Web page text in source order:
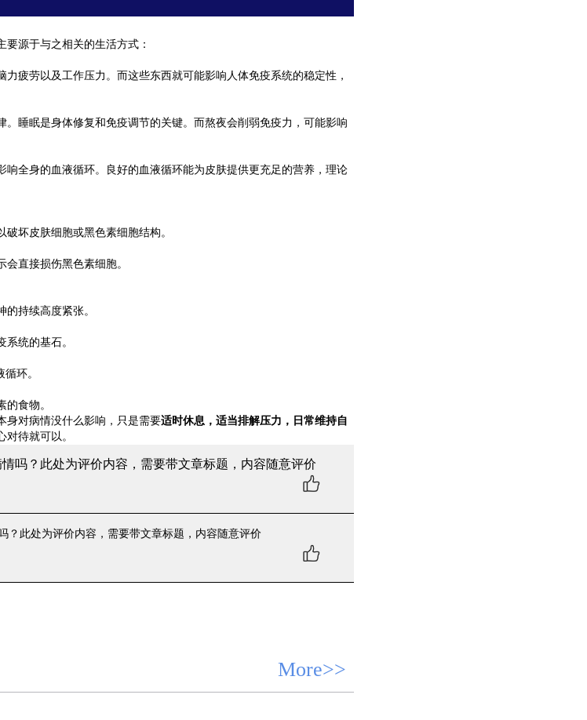
源于与之相关的生活方式：
劳以及工作压力。而这些东西就可能影响人体免疫系统的稳定性，
睡眠是身体修复和免疫调节的关键。而熬夜会削弱免疫力，可能影响
全身的血液循环。良好的血液循环能为皮肤提供更充足的营养，理论
坏皮肤细胞或黑色素细胞结构。
直接损伤黑色素细胞。
持续高度紧张。
统的基石。
环。
食物。
身对病情没什么影响，只是需要适时休息，适当排解压力，日常维持自
待就可以。
吗？ 此处为评价内容，需要带文章标题，内容随意评价
？ 此处为评价内容，需要带文章标题，内容随意评价
More>>